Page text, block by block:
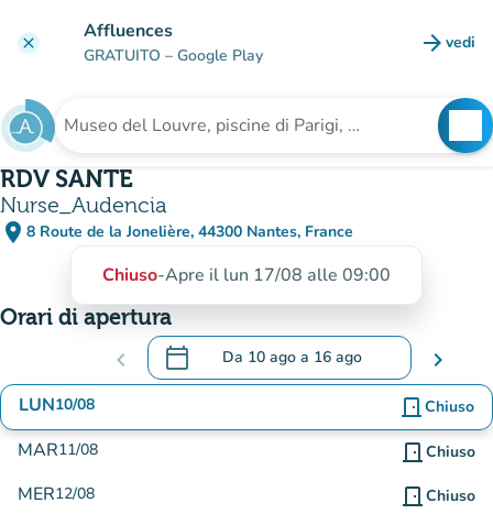
clear Affluences
GRATUITO – Google Play arrow_forward vedi
Cerca una struttura
RDV SANTE
Nurse_Audencia
place 8 Route de la Jonelière, 44300 Nantes, France
(apri in Google Maps)
(nuova scheda)
Chiuso-Apre il lun 17/08 alle 09:00
Orari di apertura
chevron_left calendar_today Da 10 ago a 16 ago
.Aprire il calendario per modificare le
chevron_right
LUN10/08 door_front Chiuso
MAR11/08 door_front Chiuso
MER12/08 door_front Chiuso